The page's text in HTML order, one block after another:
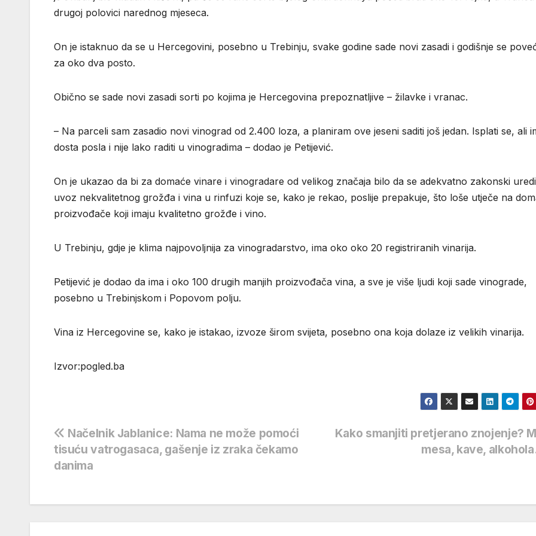
drugoj polovici narednog mjeseca.
On je istaknuo da se u Hercegovini, posebno u Trebinju, svake godine sade novi zasadi i godišnje se
za oko dva posto.
Obično se sade novi zasadi sorti po kojima je Hercegovina prepoznatljive – žilavke i vranac.
– Na parceli sam zasadio novi vinograd od 2.400 loza, a planiram ove jeseni saditi još jedan. Isplati se, ali
dosta posla i nije lako raditi u vinogradima – dodao je Petijević.
On je ukazao da bi za domaće vinare i vinogradare od velikog značaja bilo da se adekvatno zakonski uredi
uvoz nekvalitetnog grožđa i vina u rinfuzi koje se, kako je rekao, poslije prepakuje, što loše utječe na
proizvođače koji imaju kvalitetno grožđe i vino.
U Trebinju, gdje je klima najpovoljnija za vinogradarstvo, ima oko oko 20 registriranih vinarija.
Petijević je dodao da ima i oko 100 drugih manjih proizvođača vina, a sve je više ljudi koji sade vinograde,
posebno u Trebinjskom i Popovom polju.
Vina iz Hercegovine se, kako je istakao, izvoze širom svijeta, posebno ona koja dolaze iz velikih vinarija.
Izvor:pogled.ba
Navigacija
objava
Kako smanjiti pretjerano znojenje?
mesa, kave,
Načelnik Jablanice: Nama ne može pomoći
tisuću vatrogasaca, gašenje iz zraka čekamo
danima